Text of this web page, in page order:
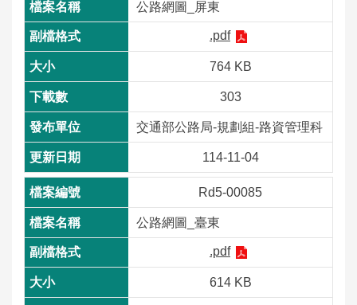
公路網圖_屏東
.pdf
764 KB
303
交通部公路局-規劃組-路資管理科
114-11-04
Rd5-00085
公路網圖_臺東
.pdf
614 KB